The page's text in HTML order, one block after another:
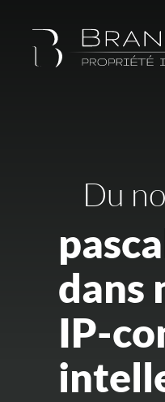
Du
dans
IP-